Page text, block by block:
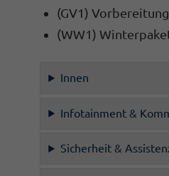
(GV1)
(WW1)
Innen
Infotainment &
Sicherheit &